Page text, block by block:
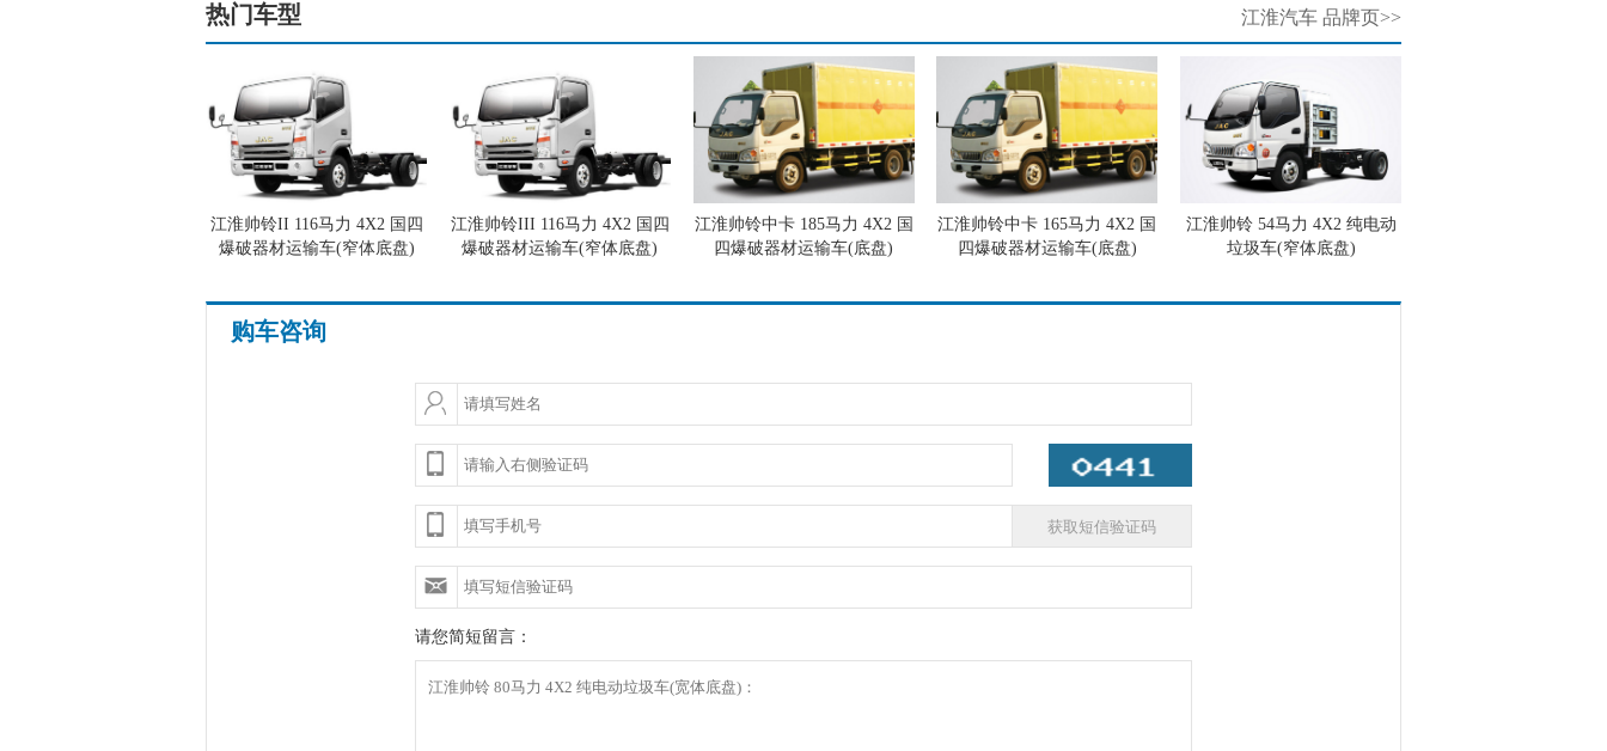
热门车型 江淮汽车 品牌页>>
江淮帅铃II 116马力 4X2 国四
爆破器材运输车(窄体底盘)
江淮帅铃III 116马力 4X2 国四
爆破器材运输车(窄体底盘)
江淮帅铃中卡 185马力 4X2 国
四爆破器材运输车(底盘)
江淮帅铃中卡 165马力 4X2 国
四爆破器材运输车(底盘)
江淮帅铃 54马力 4X2 纯电动
垃圾车(窄体底盘)
购车咨询
请您简短留言：